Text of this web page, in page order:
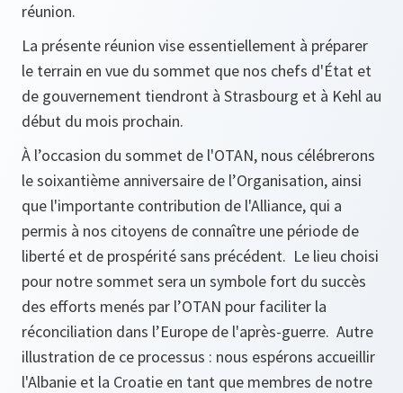
réunion.
La présente réunion vise essentiellement à préparer
le terrain en vue du sommet que nos chefs d'État et
de gouvernement tiendront à Strasbourg et à Kehl au
début du mois prochain.
À l’occasion du sommet de l'OTAN, nous célébrerons
le soixantième anniversaire de l’Organisation, ainsi
que l'importante contribution de l'Alliance, qui a
permis à nos citoyens de connaître une période de
liberté et de prospérité sans précédent. Le lieu choisi
pour notre sommet sera un symbole fort du succès
des efforts menés par l’OTAN pour faciliter la
réconciliation dans l’Europe de l'après-guerre. Autre
illustration de ce processus : nous espérons accueillir
l'Albanie et la Croatie en tant que membres de notre